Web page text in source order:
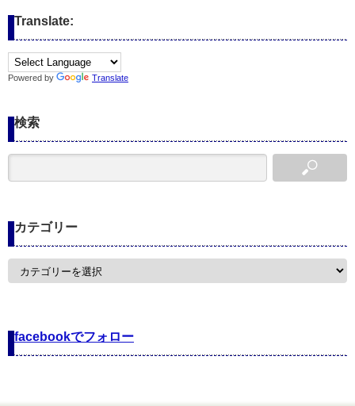
Translate:
Powered by Translate
検索
カテゴリー
カ
facebookでフォロー